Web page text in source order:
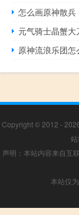
怎么画原神散兵
元气骑士晶蟹
原神流浪乐团怎
Copyright © 2012 -
声明：本站内容来自互
本站仅